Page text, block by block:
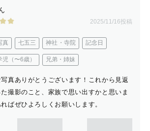
2025/11/16投稿
真 七五三 神社・寺院 記念日
（〜6歳） 兄弟・姉妹
真ありがとうございます！これから見返
撮影のこと、家族で思い出すかと思いま
ばぜひよろしくお願いします。